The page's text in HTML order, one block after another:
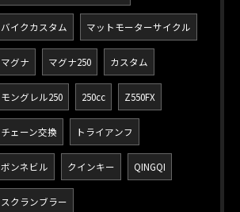
バイクカスタム マットモーターサイクル
マグナ マグナ250 カスタム
モングレル250 250cc Z550FX
チェーン交換 トライアンフ
ボンネビル クインキー QINGQI
スクランブラー